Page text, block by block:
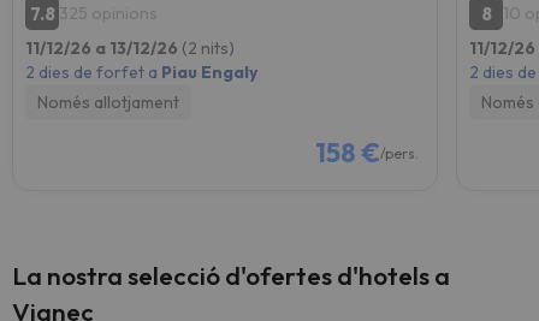
7.8 325 opinions
11/12/26 a 13/12/26 (2 nits)
2 dies de forfet a Piau Engaly
Només allotjament
158 €/pers.
8
10
11/12/
2 dies
La nostra selecció d'ofertes d'hotels a
Vignec